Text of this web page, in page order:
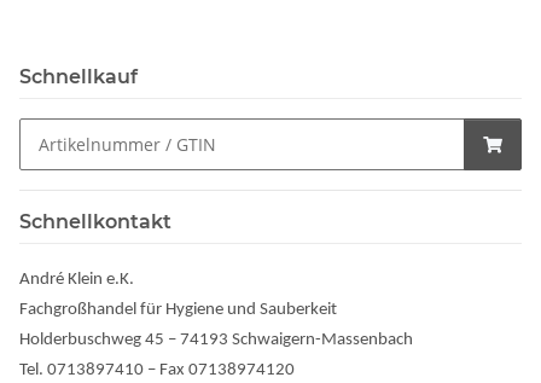
Schnellkauf
Schnellkontakt
André Klein e.K.
Fachgroßhandel für Hygiene und Sauberkeit
Holderbuschweg 45 – 74193 Schwaigern-Massenbach
Tel. 0713897410 – Fax 07138974120